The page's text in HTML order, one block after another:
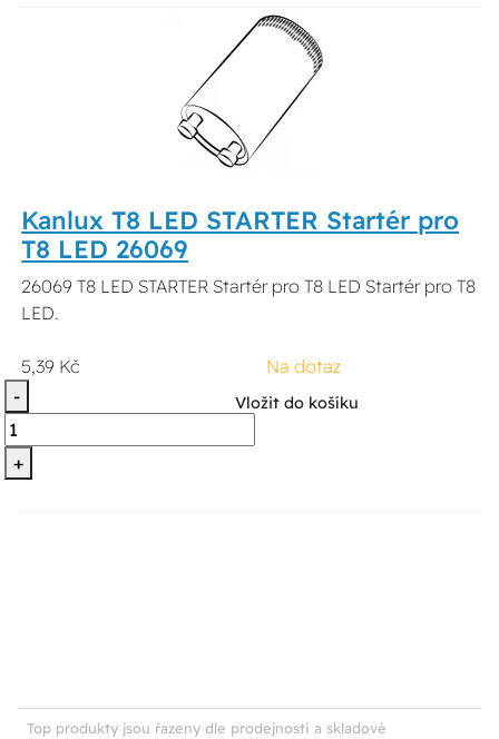
Kanlux T8 LED STARTER Startér pro
T8 LED 26069
26069 T8 LED STARTER Startér pro T8 LED Startér pro T8
LED.
5,39 Kč
Na dotaz
-
+
Vložit do košíku
Top produkty jsou řazeny dle prodejnosti a skladové